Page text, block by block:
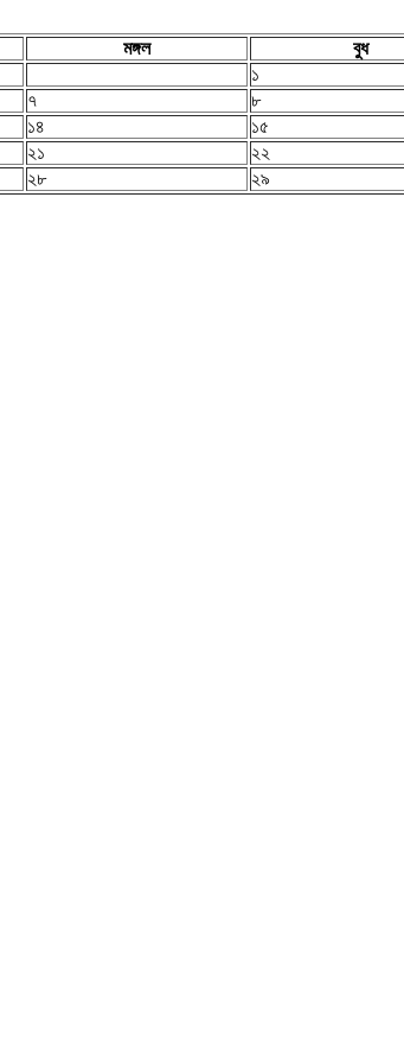
মঙ্গল বুধ
১
৭ ৮
১৪ ১৫
২১ ২২
২৮ ২৯